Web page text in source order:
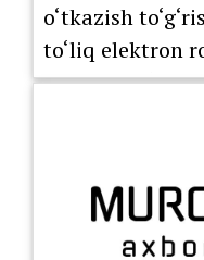
o‘tkazish
to‘liq elektron
tartibiga